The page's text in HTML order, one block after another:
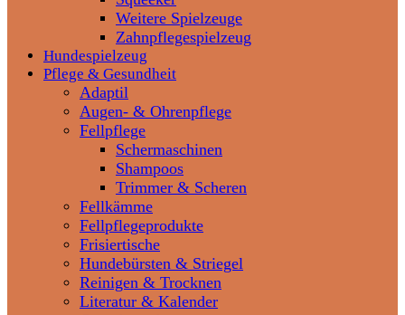
Weitere Spielzeuge
Zahnpflegespielzeug
Hundespielzeug
Pflege & Gesundheit
Adaptil
Augen- & Ohrenpflege
Fellpflege
Schermaschinen
Shampoos
Trimmer & Scheren
Fellkämme
Fellpflegeprodukte
Frisiertische
Hundebürsten & Striegel
Reinigen & Trocknen
Literatur & Kalender